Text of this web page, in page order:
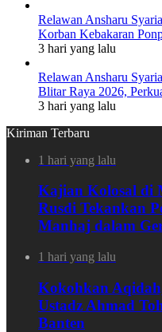
Relawan Ansharu
Korban Kebakaran
3 hari yang lalu
Relawan Ansharu
Blitar Raya 2026,
3 hari yang lalu
Kiriman Terbaru
1 hari yang lalu
Kajian Kolosal di
Rusdi Tekankan
Manhaj dalam
1 hari yang lalu
Kokohkan
Ustadz Ahmad
Banten